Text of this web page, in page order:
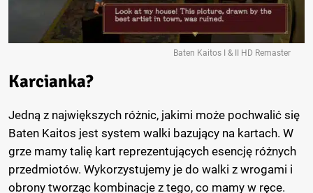
Baten Kaitos I & II HD Remaster
Karcianka?
Jedną z największych różnic, jakimi może pochwalić się
Baten Kaitos jest system walki bazujący na kartach. W
grze mamy talię kart reprezentujących esencję różnych
przedmiotów. Wykorzystujemy je do walki z wrogami i
obrony tworząc kombinacje z tego, co mamy w ręce.